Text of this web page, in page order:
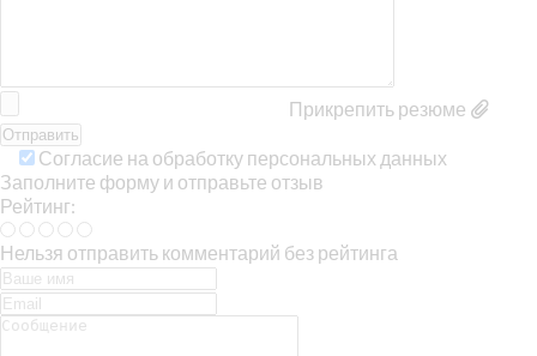
Прикрепить резюме
Согласие на обработку персональных данных
Заполните форму и отправьте отзыв
Рейтинг:
Нельзя отправить комментарий без рейтинга